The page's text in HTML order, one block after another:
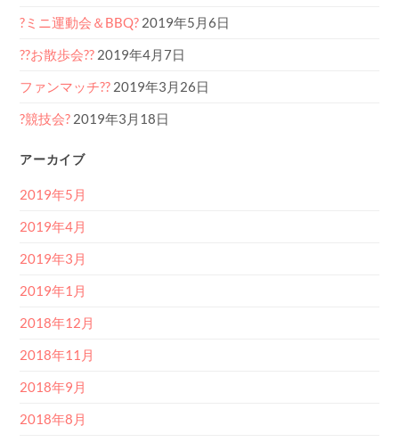
?ミニ運動会＆BBQ? 2019年5月6日
??お散歩会?? 2019年4月7日
ファンマッチ?? 2019年3月26日
?競技会? 2019年3月18日
アーカイブ
2019年5月
2019年4月
2019年3月
2019年1月
2018年12月
2018年11月
2018年9月
2018年8月